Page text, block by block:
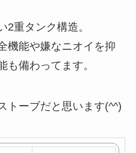
2重タンク構造。
機能や嫌なニオイを抑
も備わってます。
トーブだと思います(^^)